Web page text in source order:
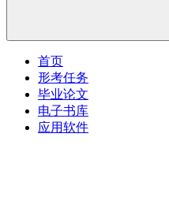
首页
形考任务
毕业论文
电子书库
应用软件